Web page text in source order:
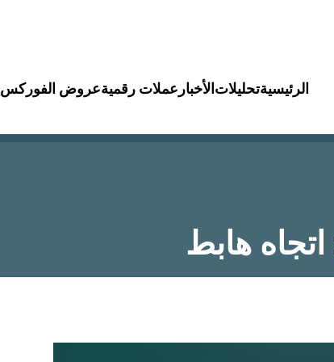
الرئيسيةتحليلات الأخبار عملات رقميةعروض الفوركس
اتجاه هابط